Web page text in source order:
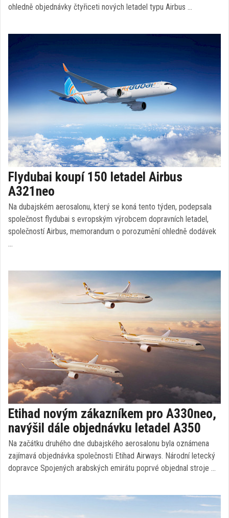
ohledně objednávky čtyřiceti nových letadel typu Airbus …
Flydubai koupí 150 letadel Airbus
A321neo
Na dubajském aerosalonu, který se koná tento týden, podepsala
společnost flydubai s evropským výrobcem dopravních letadel,
společností Airbus, memorandum o porozumění ohledně dodávek
…
Etihad novým zákazníkem pro A330neo,
navýšil dále objednávku letadel A350
Na začátku druhého dne dubajského aerosalonu byla oznámena
zajímavá objednávka společnosti Etihad Airways. Národní letecký
dopravce Spojených arabských emirátu poprvé objednal stroje …